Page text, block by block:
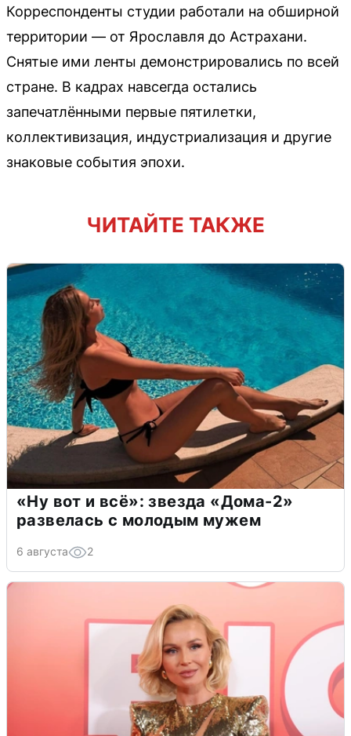
Корреспонденты студии работали на обширной
территории — от Ярославля до Астрахани.
Снятые ими ленты демонстрировались по всей
стране. В кадрах навсегда остались
запечатлёнными первые пятилетки,
коллективизация, индустриализация и другие
знаковые события эпохи.
ЧИТАЙТЕ ТАКЖЕ
«Ну вот и всё»: звезда «Дома-2»
развелась с молодым мужем
6 августа 2